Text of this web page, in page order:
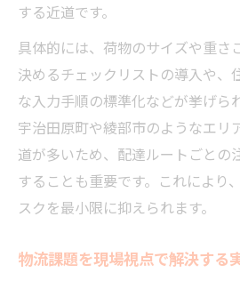
する近道です。
具体的には、荷物のサイズや重さ
決めるチェックリストの導入や、
な入力手順の標準化などが挙げら
宇治田原町や綾部市のようなエリ
道が多いため、配達ルートごとの
することも重要です。これにより
スクを最小限に抑えられます。
物流課題を現場視点で解決する